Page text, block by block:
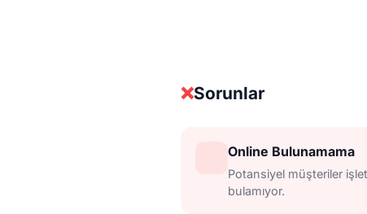
❌Sorunlar
Online Bulunamama
Potansiyel müşteriler
bulamıyor.